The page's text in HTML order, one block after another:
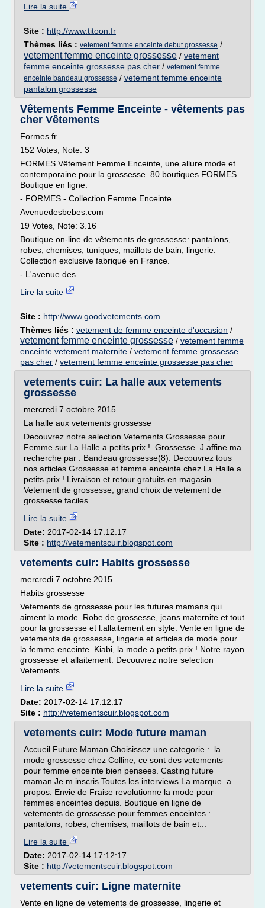
Lire la suite
Site : http://www.titoon.fr
Thèmes liés : vetement femme enceinte debut grossesse /
vetement femme enceinte grossesse / vetement
femme enceinte grossesse pas cher / vetement femme
enceinte bandeau grossesse / vetement femme enceinte
pantalon grossesse
Vêtements Femme Enceinte - vêtements pas
cher Vêtements
Formes.fr
152 Votes, Note: 3
FORMES Vêtement Femme Enceinte, une allure mode et
contemporaine pour la grossesse. 80 boutiques FORMES.
Boutique en ligne.
- FORMES - Collection Femme Enceinte
Avenuedesbebes.com
19 Votes, Note: 3.16
Boutique on-line de vêtements de grossesse: pantalons,
robes, chemises, tuniques, maillots de bain, lingerie.
Collection exclusive fabriqué en France.
- L'avenue des...
Lire la suite
Site : http://www.goodvetements.com
Thèmes liés : vetement de femme enceinte d'occasion /
vetement femme enceinte grossesse / vetement femme
enceinte vetement maternite / vetement femme grossesse
pas cher / vetement femme enceinte grossesse pas cher
vetements cuir: La halle aux vetements
grossesse
mercredi 7 octobre 2015
La halle aux vetements grossesse
Decouvrez notre selection Vetements Grossesse pour
Femme sur La Halle a petits prix !. Grossesse. J.affine ma
recherche par : Bandeau grossesse(8). Decouvrez tous
nos articles Grossesse et femme enceinte chez La Halle a
petits prix ! Livraison et retour gratuits en magasin.
Vetement de grossesse, grand choix de vetement de
grossesse faciles...
Lire la suite
Date: 2017-02-14 17:12:17
Site : http://vetementscuir.blogspot.com
vetements cuir: Habits grossesse
mercredi 7 octobre 2015
Habits grossesse
Vetements de grossesse pour les futures mamans qui
aiment la mode. Robe de grossesse, jeans maternite et tout
pour la grossesse et l.allaitement en style. Vente en ligne de
vetements de grossesse, lingerie et articles de mode pour
la femme enceinte. Kiabi, la mode a petits prix ! Notre rayon
grossesse et allaitement. Decouvrez notre selection
Vetements...
Lire la suite
Date: 2017-02-14 17:12:17
Site : http://vetementscuir.blogspot.com
vetements cuir: Mode future maman
Accueil Future Maman Choisissez une categorie :. la
mode grossesse chez Colline, ce sont des vetements
pour femme enceinte bien pensees. Casting future
maman Je m.inscris Toutes les interviews La marque. a
propos. Envie de Fraise revolutionne la mode pour
femmes enceintes depuis. Boutique en ligne de
vetements de grossesse pour femmes enceintes :
pantalons, robes, chemises, maillots de bain et...
Lire la suite
Date: 2017-02-14 17:12:17
Site : http://vetementscuir.blogspot.com
vetements cuir: Ligne maternite
Vente en ligne de vetements de grossesse, lingerie et